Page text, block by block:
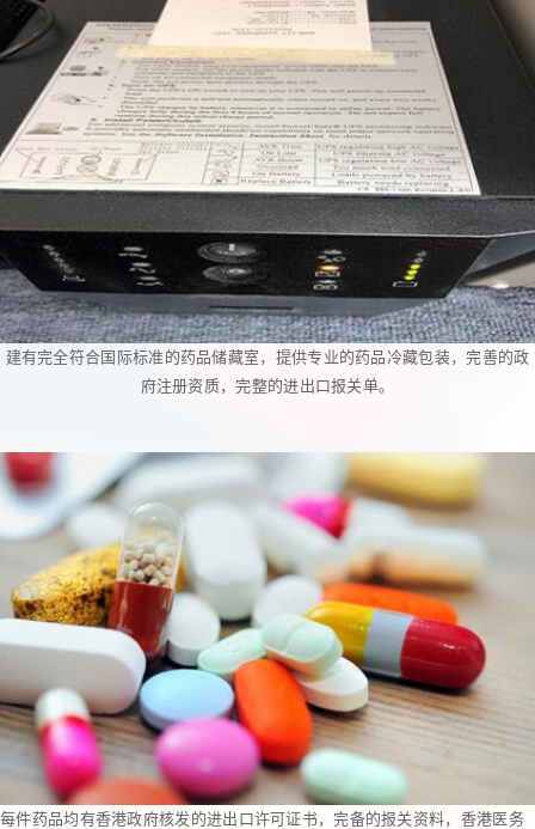
建有完全符合国际标准的药品储藏室，提供专业的药品冷藏包装，完善的政
府注册资质，完整的进出口报关单。
每件药品均有香港政府核发的进出口许可证书，完备的报关资料，香港医务